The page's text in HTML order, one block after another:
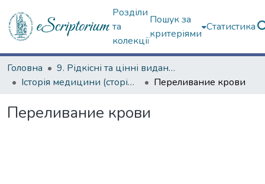
Розділи
та
колекції
Пошук за
критеріями
Статистика
Головна
9. Рідкісні та цінні видання
Історія медицини (сторінками періодичних видань)
Переливание крови
Переливание крови